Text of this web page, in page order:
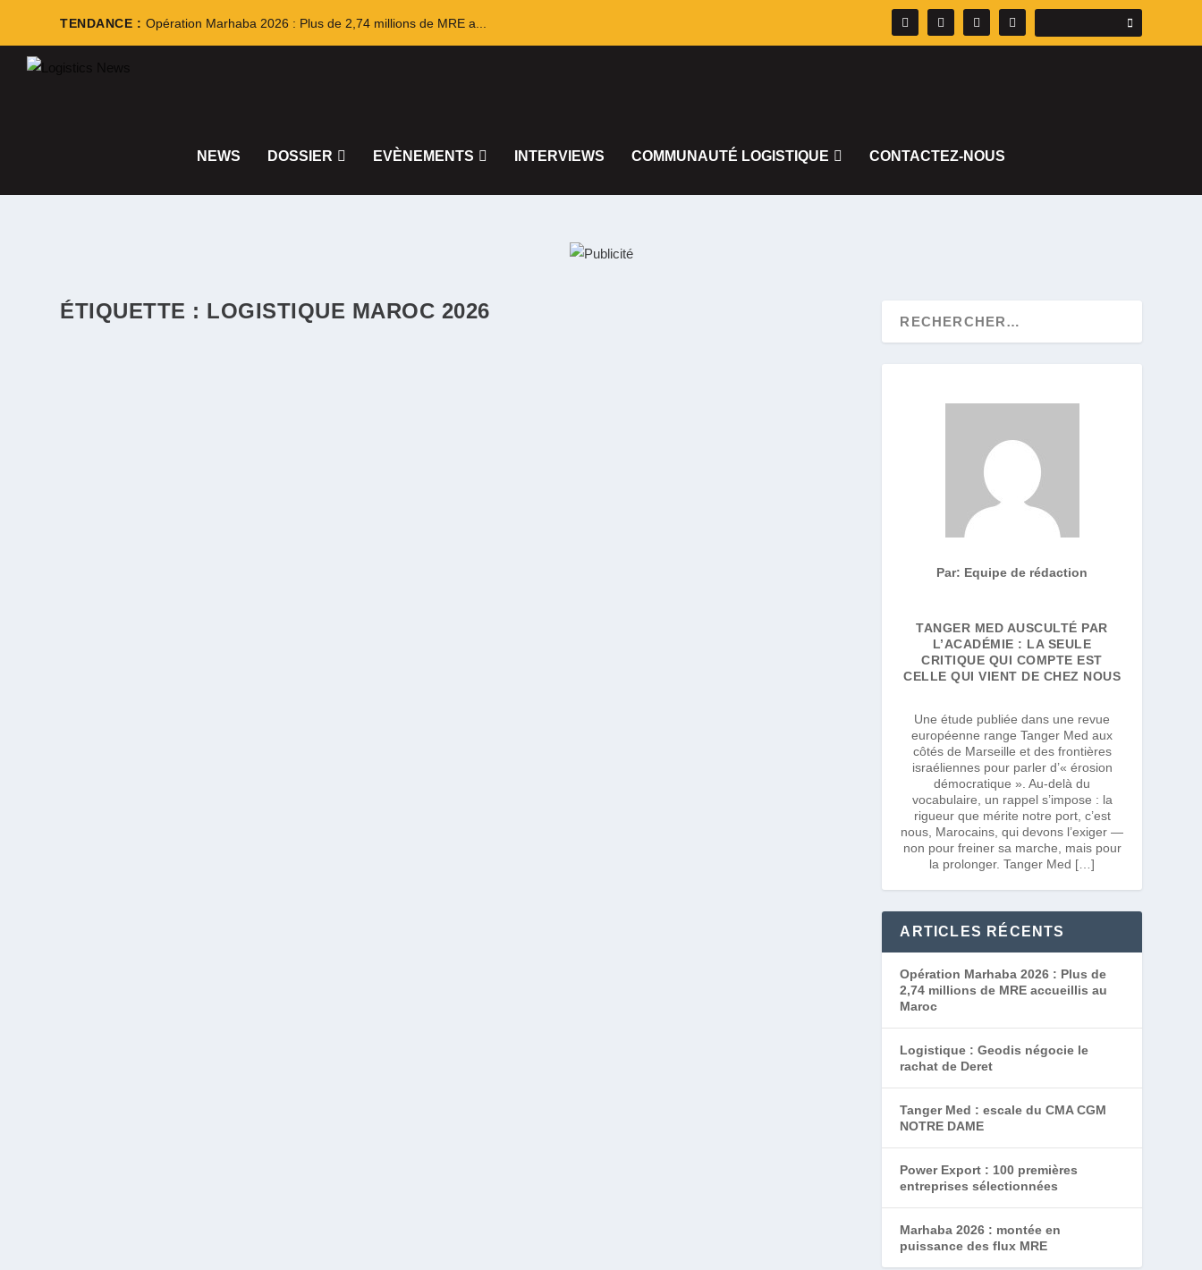
TENDANCE : Opération Marhaba 2026 : Plus de 2,74 millions de MRE a...
NEWS DOSSIER EVÈNEMENTS INTERVIEWS COMMUNAUTÉ LOGISTIQUE CONTACTEZ-NOUS
ÉTIQUETTE : LOGISTIQUE MAROC 2026
Par: Equipe de rédaction
TANGER MED AUSCULTÉ PAR
L’ACADÉMIE : LA SEULE
CRITIQUE QUI COMPTE EST
CELLE QUI VIENT DE CHEZ NOUS
Une étude publiée dans une revue
européenne range Tanger Med aux
côtés de Marseille et des frontières
israéliennes pour parler d’« érosion
démocratique ». Au-delà du
vocabulaire, un rappel s’impose : la
rigueur que mérite notre port, c’est
nous, Marocains, qui devons l’exiger —
non pour freiner sa marche, mais pour
la prolonger. Tanger Med […]
ARTICLES RÉCENTS
Opération Marhaba 2026 : Plus de
2,74 millions de MRE accueillis au
Maroc
Logistique : Geodis négocie le
rachat de Deret
Tanger Med : escale du CMA CGM
NOTRE DAME
Power Export : 100 premières
entreprises sélectionnées
Marhaba 2026 : montée en
puissance des flux MRE